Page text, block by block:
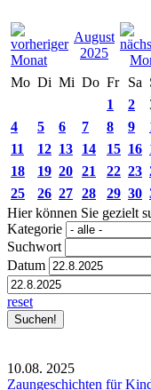
August
2025
Mo Di Mi Do Fr Sa
1
2
4
5 6 7 8 9
11
12 13 14 15 16
18
19 20 21 22 23
25
26 27 28 29 30
Hier können Sie gezielt
Kategorie
Suchwort
Datum
reset
10.08. 2025
Zaungeschichten für